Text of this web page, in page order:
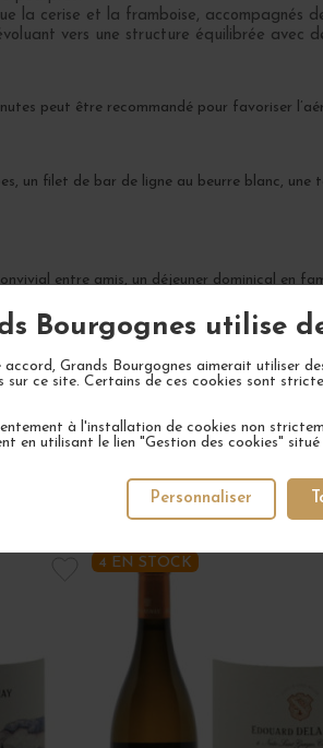
Bourgognes utilise
Grands Bourgognes aimerait utiliser
sur ce site. Certains de ces cookies sont
à l'installation de cookies non
en utilisant le lien "Gestion des cookies" situé
Personnaliser
la cerise et la framboise, accompagnés
vers une structure équilibrée avec
peut être recommandé pour favoriser
un filet de bar de ligne au beurre blanc,
entre amis, un déjeuner dominical en
en complexité sur 8 à 12 ans, avec une belle
VOTRE PROCHAIN
4 EN STOCK